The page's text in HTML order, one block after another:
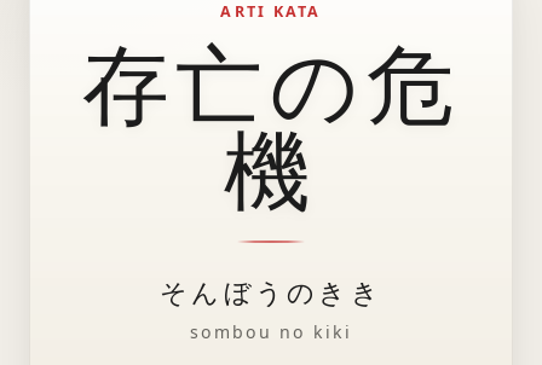
ARTI KATA
存亡の危
機
そんぼうのきき
sombou no kiki